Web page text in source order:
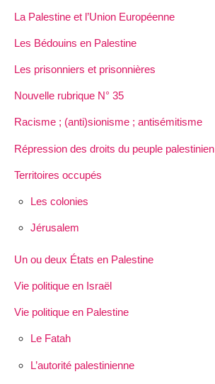
La Palestine et l’Union Européenne
Les Bédouins en Palestine
Les prisonniers et prisonnières
Nouvelle rubrique N° 35
Racisme ; (anti)sionisme ; antisémitisme
Répression des droits du peuple palestinien
Territoires occupés
Les colonies
Jérusalem
Un ou deux États en Palestine
Vie politique en Israël
Vie politique en Palestine
Le Fatah
L’autorité palestinienne